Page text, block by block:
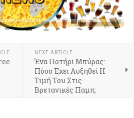
NEXT ARTICLE
Ένα Ποτήρι Μπύρας:
Πόσο Έχει Αυξηθεί Η
Τιμή Του Στις
Βρετανικές Παμπ;